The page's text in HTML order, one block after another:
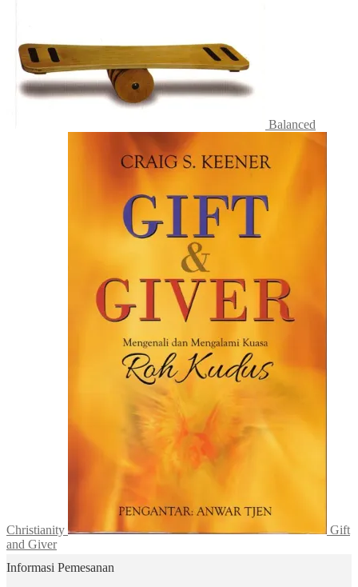
Balanced
Christianity
Gift
and Giver
Informasi Pemesanan